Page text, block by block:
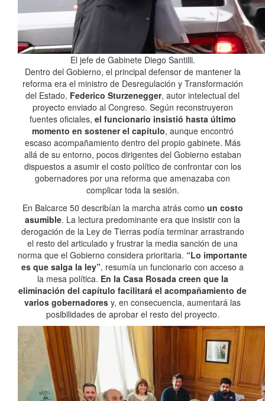
El jefe de Gabinete Diego Santilli.
Dentro del Gobierno, el principal defensor de mantener la
reforma era el ministro de Desregulación y Transformación
del Estado, Federico Sturzenegger, autor intelectual del
proyecto enviado al Congreso. Según reconstruyeron
fuentes oficiales, el funcionario insistió hasta último
momento en sostener el capítulo, aunque encontró
escaso acompañamiento dentro del propio gabinete. Más
allá de su entorno, pocos dirigentes del Gobierno estaban
dispuestos a asumir el costo político de confrontar con los
gobernadores por una reforma que amenazaba con
complicar toda la sesión.
En Balcarce 50 describían la marcha atrás como un costo
asumible. La lectura predominante era que insistir con la
derogación de la Ley de Tierras podía terminar arrastrando
el resto del articulado y frustrar la media sanción de una
norma que el Gobierno considera prioritaria. “Lo importante
es que salga la ley”, resumía un funcionario con acceso a
la mesa política. En la Casa Rosada creen que la
eliminación del capítulo facilitará el acompañamiento de
varios gobernadores y, en consecuencia, aumentará las
posibilidades de aprobar el resto del proyecto.